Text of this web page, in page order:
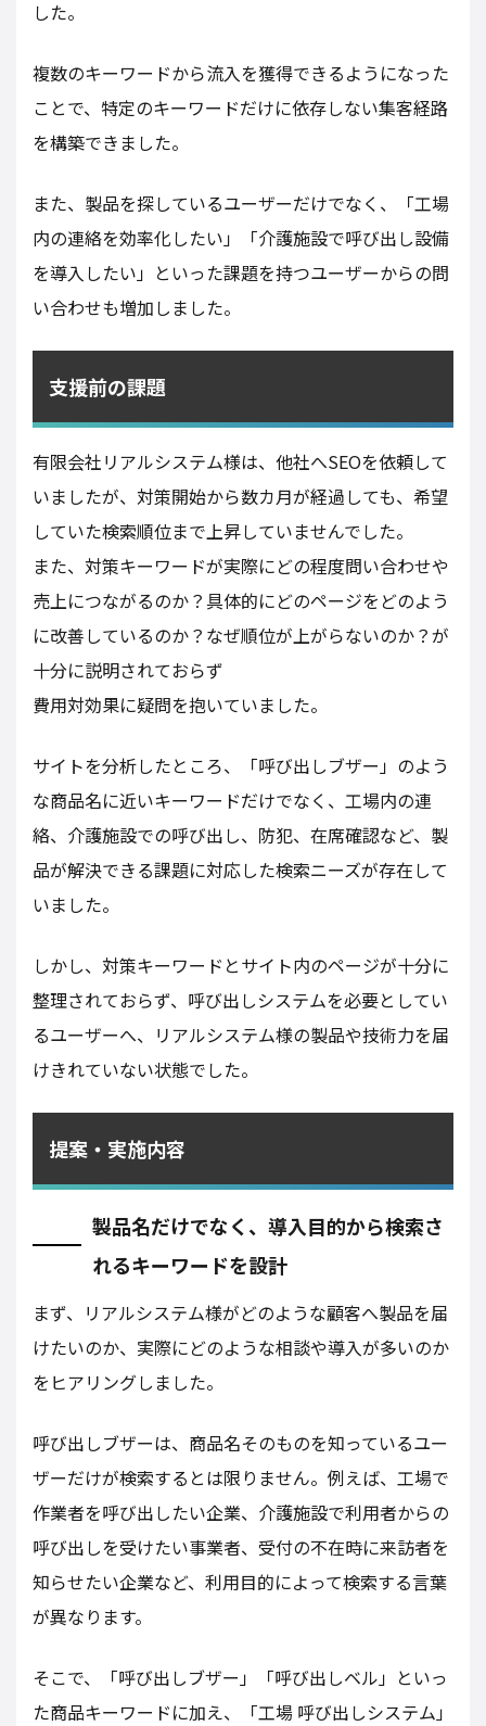
した。
複数のキーワードから流入を獲得できるようになった
ことで、特定のキーワードだけに依存しない集客経路
を構築できました。
また、製品を探しているユーザーだけでなく、「工場
内の連絡を効率化したい」「介護施設で呼び出し設備
を導入したい」といった課題を持つユーザーからの問
い合わせも増加しました。
支援前の課題
有限会社リアルシステム様は、他社へSEOを依頼して
いましたが、対策開始から数カ月が経過しても、希望
していた検索順位まで上昇していませんでした。
また、対策キーワードが実際にどの程度問い合わせや
売上につながるのか？具体的にどのページをどのよう
に改善しているのか？なぜ順位が上がらないのか？が
十分に説明されておらず
費用対効果に疑問を抱いていました。
サイトを分析したところ、「呼び出しブザー」のよう
な商品名に近いキーワードだけでなく、工場内の連
絡、介護施設での呼び出し、防犯、在席確認など、製
品が解決できる課題に対応した検索ニーズが存在して
いました。
しかし、対策キーワードとサイト内のページが十分に
整理されておらず、呼び出しシステムを必要としてい
るユーザーへ、リアルシステム様の製品や技術力を届
けきれていない状態でした。
提案・実施内容
製品名だけでなく、導入目的から検索さ
れるキーワードを設計
まず、リアルシステム様がどのような顧客へ製品を届
けたいのか、実際にどのような相談や導入が多いのか
をヒアリングしました。
呼び出しブザーは、商品名そのものを知っているユー
ザーだけが検索するとは限りません。例えば、工場で
作業者を呼び出したい企業、介護施設で利用者からの
呼び出しを受けたい事業者、受付の不在時に来訪者を
知らせたい企業など、利用目的によって検索する言葉
が異なります。
そこで、「呼び出しブザー」「呼び出しベル」といっ
た商品キーワードに加え、「工場 呼び出しシステム」